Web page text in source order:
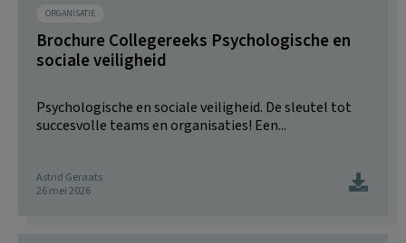
ORGANISATIE
Brochure Collegereeks Psychologische en
sociale veiligheid
Psychologische en sociale veiligheid. De sleutel tot
succesvolle teams en organisaties! Een...
Astrid Geraats
26 mei 2026